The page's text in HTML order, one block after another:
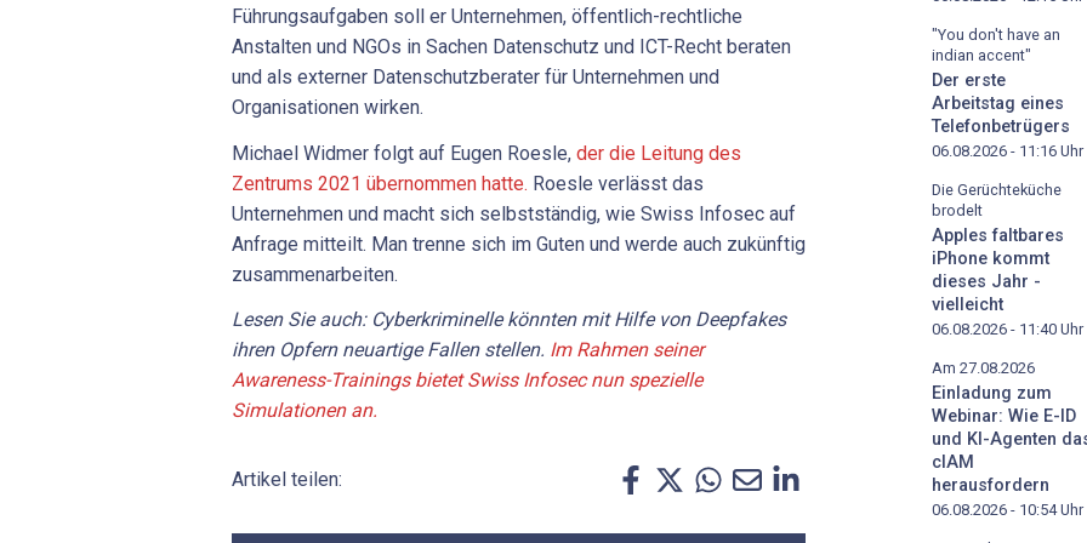
Führungsaufgaben soll er Unternehmen, öffentlich-rechtliche
Anstalten und NGOs in Sachen Datenschutz und ICT-Recht beraten
und als externer Datenschutzberater für Unternehmen und
Organisationen wirken.
Michael Widmer folgt auf Eugen Roesle, der die Leitung des
Zentrums 2021 übernommen hatte. Roesle verlässt das
Unternehmen und macht sich selbstständig, wie Swiss Infosec auf
Anfrage mitteilt. Man trenne sich im Guten und werde auch zukünftig
zusammenarbeiten.
Lesen Sie auch: Cyberkriminelle könnten mit Hilfe von Deepfakes
ihren Opfern neuartige Fallen stellen. Im Rahmen seiner
Awareness-Trainings bietet Swiss Infosec nun spezielle
Simulationen an.
Artikel teilen:
"You don't have an
indian accent"
Der erste
Arbeitstag eines
Telefonbetrügers
06.08.2026 - 11:16 Uhr
Die Gerüchteküche
brodelt
Apples faltbares
iPhone kommt
dieses Jahr -
vielleicht
06.08.2026 - 11:40 Uhr
Am 27.08.2026
Einladung zum
Webinar: Wie E-ID
und KI-Agenten
cIAM
herausfordern
06.08.2026 - 10:54Uhr